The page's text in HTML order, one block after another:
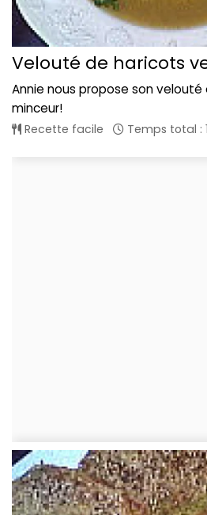
Velouté de haricots
Annie nous propose son
minceur!
Recette facile Temps total :